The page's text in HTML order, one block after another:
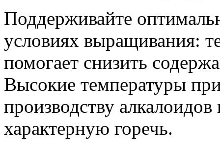
Поддерживайте
условиях выращивания:
помогает снизить
Высокие температуры
производству
характерную горечь.